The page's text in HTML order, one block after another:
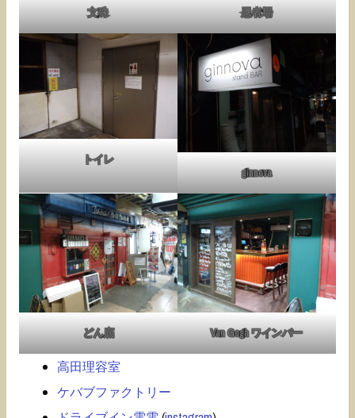
文殊 忍者場
トイレ
ginnova
どん底 Van Gogh ワインバー
高田理容室
ケバブファクトリー